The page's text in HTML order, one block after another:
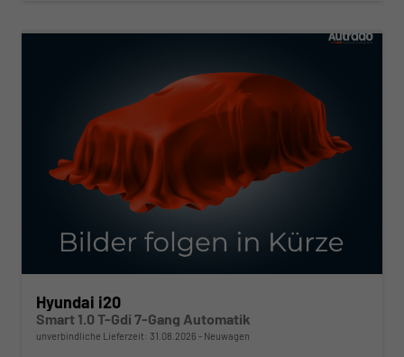
Hyundai i20
Smart 1.0 T-Gdi 7-Gang Automatik
unverbindliche Lieferzeit: 31.08.2026 Neuwagen